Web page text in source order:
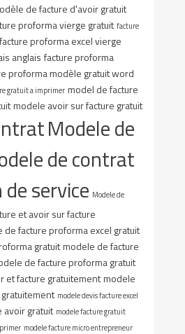
de facture d'avoir gratuit
proforma vierge gratuit facture
facture proforma excel vierge
anglais facture proforma
proforma modèle gratuit word
gratuit a imprimer model de facture
modele avoir sur facture gratuit
Modele de
de contrat
service Modele de
et avoir sur facture
de facture proforma excel gratuit
gratuit modele de facture
de facture proforma gratuit
et facture gratuitement modele
modele devis facture excel
avoir gratuit modele facture gratuit
modele facture micro entrepreneur